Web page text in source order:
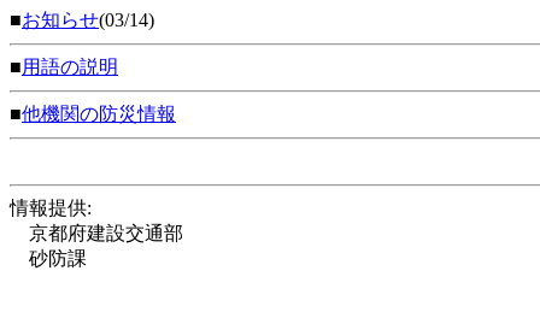
■お知らせ(03/14)
■用語の説明
■他機関の防災情報
情報提供:
京都府建設交通部
砂防課